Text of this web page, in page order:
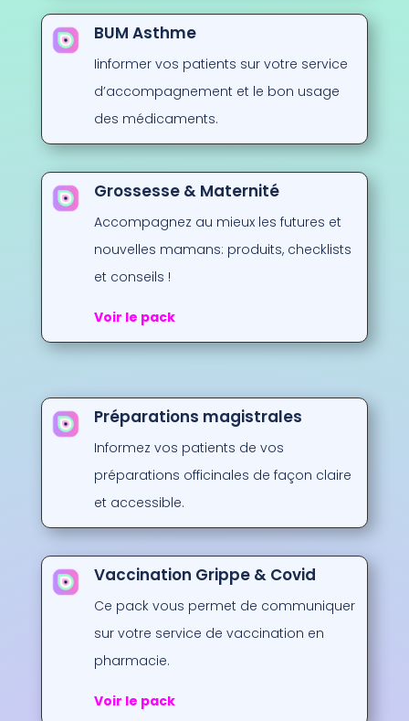
BUM Asthme
Iinformer vos patients sur votre service
d’accompagnement et le bon usage
des médicaments.
Grossesse & Maternité
Accompagnez au mieux les futures et
nouvelles mamans: produits, checklists
et conseils !
Voir le pack
Préparations magistrales
Informez vos patients de vos
préparations officinales de façon claire
et accessible.
Vaccination Grippe & Covid
Ce pack vous permet de communiquer
sur votre service de vaccination en
pharmacie.
Voir le pack